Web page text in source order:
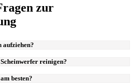
zur
aufziehen?
reinigen?
besten?